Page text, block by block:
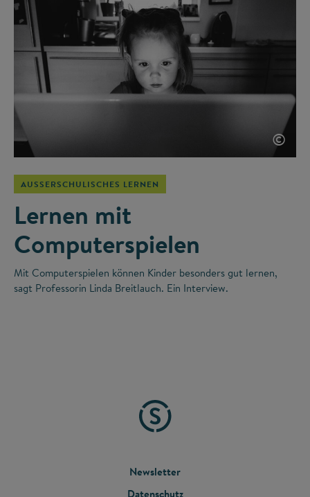
©
AUSSERSCHULISCHES LERNEN
Lernen mit
Computerspielen
Mit Computerspielen können Kinder besonders gut lernen,
sagt Professorin Linda Breitlauch. Ein Interview.
FOOTER
Newsletter
Datenschutz